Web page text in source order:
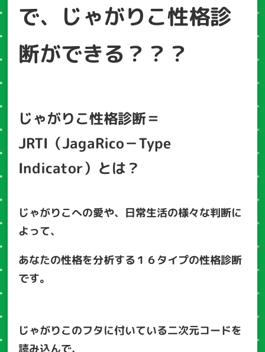
で、じゃがりこ性格診
断ができる？？？
じゃがりこ性格診断＝
JRTI（JagaRico－Type
Indicator）とは？
じゃがりこへの愛や、日常生活の様々な判断に
よって、
あなたの性格を分析する１６タイプの性格診断
です。
じゃがりこのフタに付いている二次元コードを
読み込んで、